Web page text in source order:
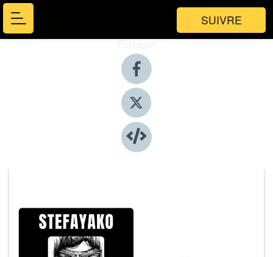
SUIVRE
Partager